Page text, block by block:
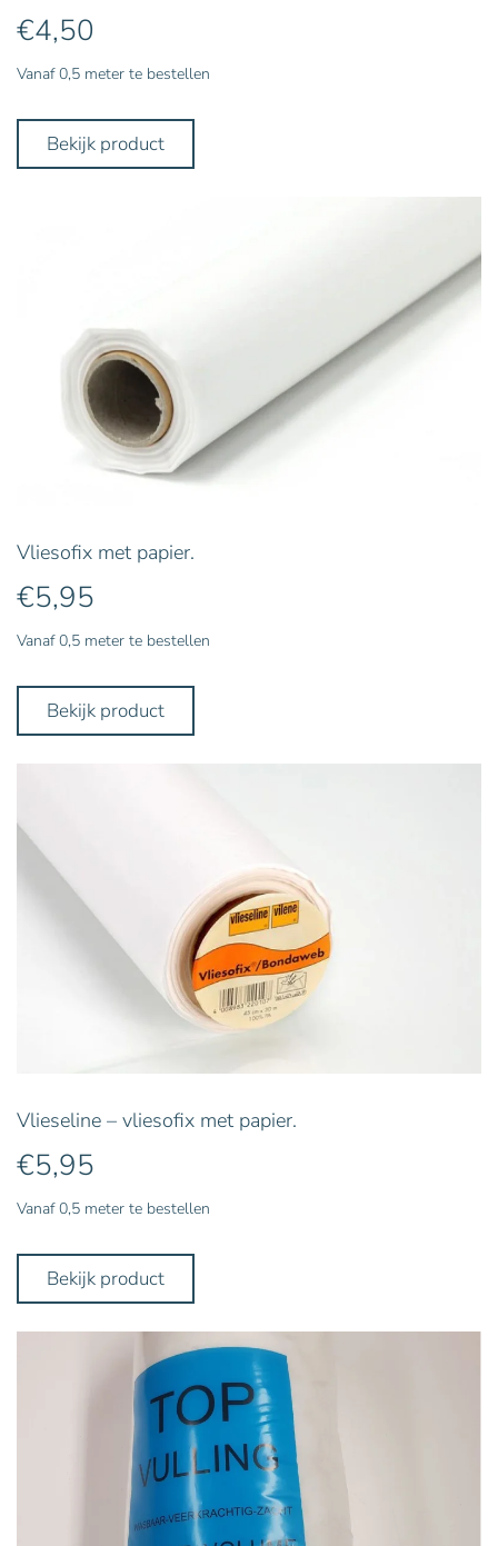
€4,50
Vanaf 0,5 meter te bestellen
Bekijk product
Vliesofix met papier.
€5,95
Vanaf 0,5 meter te bestellen
Bekijk product
Vlieseline – vliesofix met papier.
€5,95
Vanaf 0,5 meter te bestellen
Bekijk product